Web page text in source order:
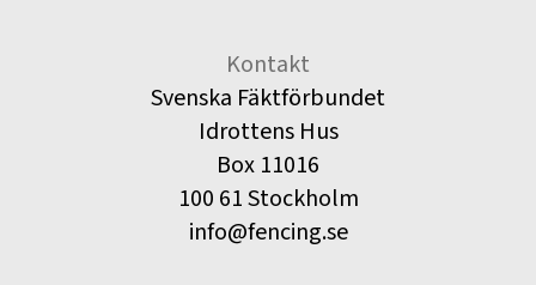
Kontakt
Svenska Fäktförbundet
Idrottens Hus
Box 11016
100 61 Stockholm
info@fencing.se